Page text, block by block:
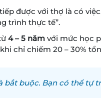
được với thợ là có
trình thực tế”.
4 – 5 năm với mức học
chỉ chiếm 20 – 30%
buộc. Bạn có thể tự